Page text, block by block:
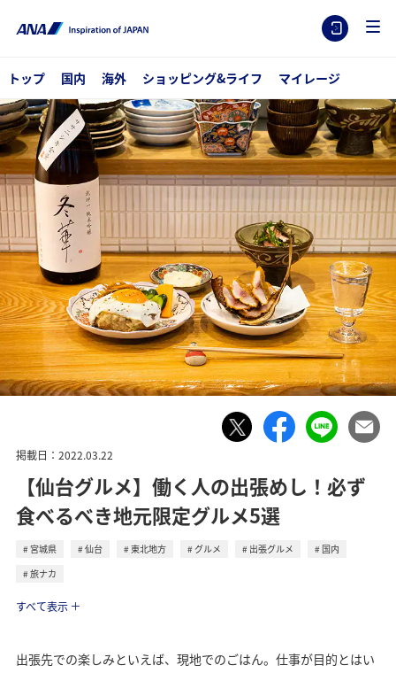
トップ 国内 海外 ショッピング&ライフ マイレージ
掲載日：2022.03.22
【仙台グルメ】働く人の出張めし！必ず
食べるべき地元限定グルメ5選
宮城県 仙台 東北地方 グルメ 出張グルメ
国内
旅ナカ
すべて表示
出張先での楽しみといえば、現地でのごはん。仕事が目的とはい